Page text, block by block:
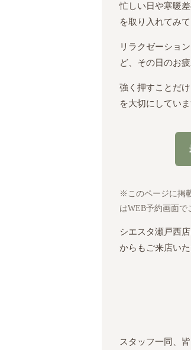
忙しい日や寒暖
を取り入れてみて
リラクゼーショ
ど、その日のお
強く押すことだ
を大切にしていま
※このページに掲
はWEB予約画面で
シエスタ瀬戸西
からもご来店いた
スタッフ一同、